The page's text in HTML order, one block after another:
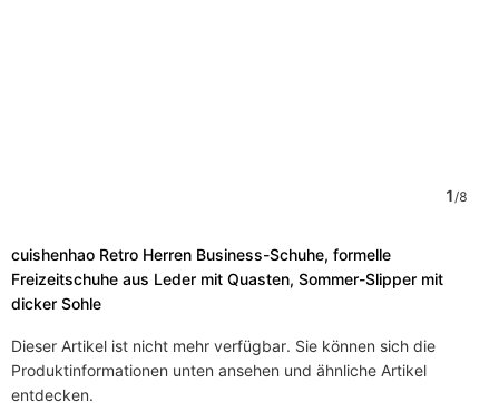
1/8
cuishenhao Retro Herren Business-Schuhe, formelle
Freizeitschuhe aus Leder mit Quasten, Sommer-Slipper mit
dicker Sohle
Dieser Artikel ist nicht mehr verfügbar. Sie können sich die
Produktinformationen unten ansehen und ähnliche Artikel
entdecken.